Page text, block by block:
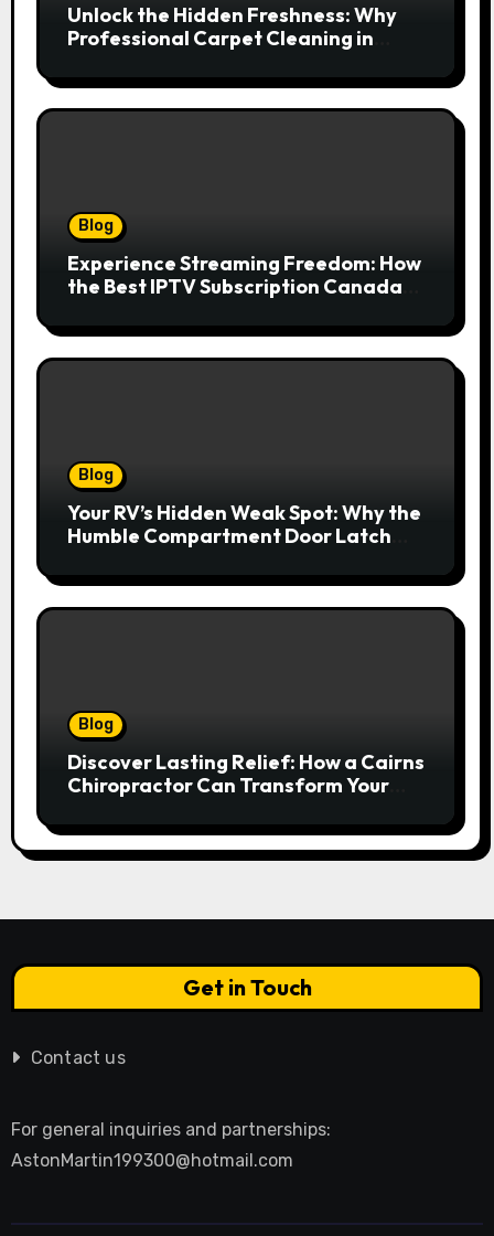
Unlock the Hidden Freshness: Why
Professional Carpet Cleaning in
Just Your Floors
Blog
Experience Streaming Freedom: How
the Best IPTV Subscription Canada
Blog
Your RV’s Hidden Weak Spot: Why the
Humble Compartment Door Latch
Blog
Discover Lasting Relief: How a Cairns
Chiropractor Can Transform Your
Get in Touch
Contact us
For general inquiries and partnerships:
AstonMartin199300@hotmail.com